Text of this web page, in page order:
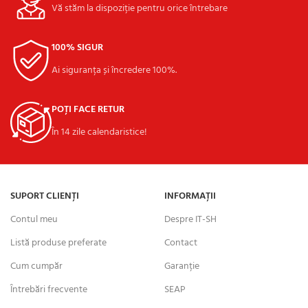
Vă stăm la dispoziție pentru orice întrebare
100% SIGUR
Ai siguranța și încredere 100%.
POȚI FACE RETUR
În 14 zile calendaristice!
SUPORT CLIENȚI
Contul meu
Listă produse preferate
Cum cumpăr
Întrebări frecvente
INFORMAȚII
Despre IT-SH
Contact
Garanție
SEAP